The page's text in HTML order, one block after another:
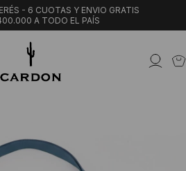
- 6 CUOTAS Y ENVIO GRATIS
A TODO EL PAÍS